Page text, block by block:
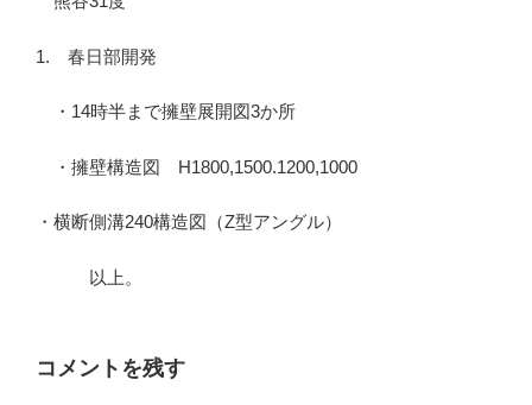
1. 春日部開発
・14時半まで擁壁展開図3か所
・擁壁構造図 H1800,1500.1200,1000
・横断側溝240構造図（Z型アングル）
以上。
コメントを残す